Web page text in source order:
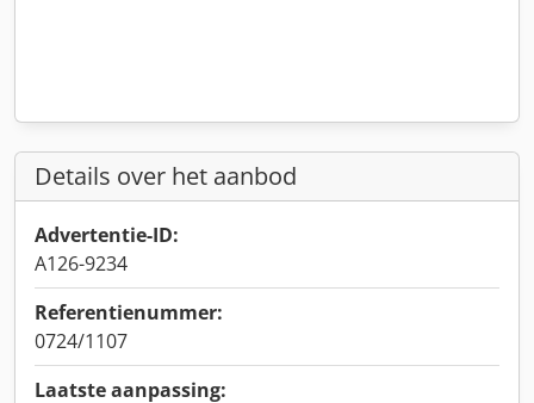
Details over het aanbod
Advertentie-ID:
A126-9234
Referentienummer:
0724/1107
Laatste aanpassing: